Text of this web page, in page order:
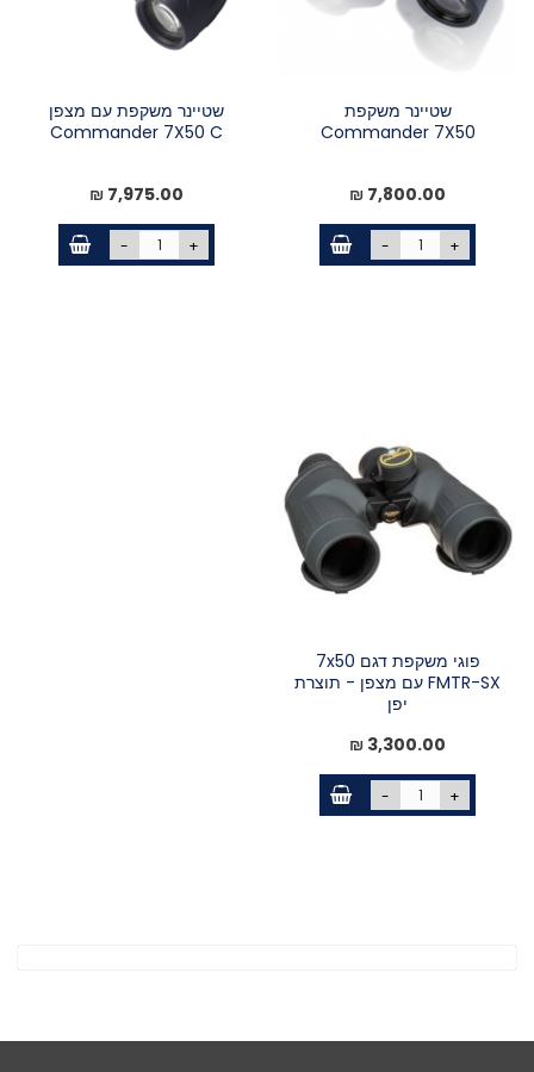
שטיינר משקפת
Commander 7X50
7,800.00 ₪
- +
שטיינר משקפת עם מצפן
Commander 7X50 C
7,975.00 ₪
- +
פוגי משקפת דגם 7x50
FMTR-SX עם מצפן - תוצרת
יפן
3,300.00 ₪
- +